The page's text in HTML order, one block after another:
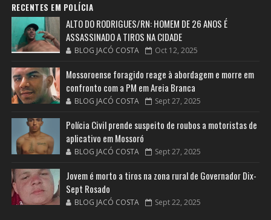
RECENTES EM POLÍCIA
ALTO DO RODRIGUES/RN: HOMEM DE 26 ANOS É
ASSASSINADO A TIROS NA CIDADE
BLOG JACÓ COSTA Oct 12, 2025
Mossoroense foragido reage à abordagem e morre em
confronto com a PM em Areia Branca
BLOG JACÓ COSTA Sept 27, 2025
Polícia Civil prende suspeito de roubos a motoristas de
aplicativo em Mossoró
BLOG JACÓ COSTA Sept 27, 2025
Jovem é morto a tiros na zona rural de Governador Dix-
Sept Rosado
BLOG JACÓ COSTA Sept 22, 2025